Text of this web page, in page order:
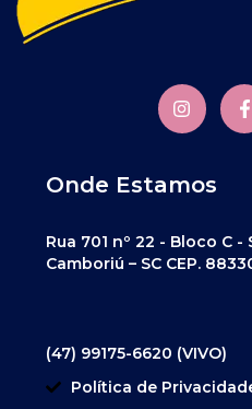
Onde Estamos
Rua 701 nº 22 - Bloco C
Camboriú – SC CEP.
(47) 99175-6620 (VIVO)
Política de